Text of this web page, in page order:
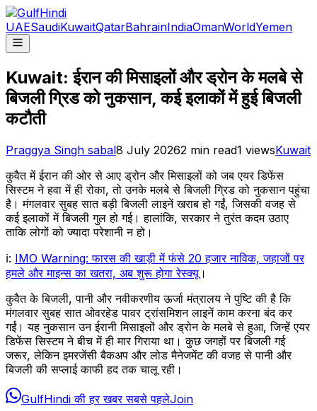
UAESaudiKuwaitQatarBahrainIndiaOmanWorldYemen
Kuwait: ईरान की मिसाइलों और ड्रोन के मलबे से
बिजली ग्रिड को नुकसान, कई इलाकों में हुई बिजली
कटौती
Praggya Singh sabal8 July 20262 min read1 viewsKuwait
कुवैत में ईरान की ओर से आए ड्रोन और मिसाइलों को जब एयर डिफेंस
सिस्टम ने हवा में ही रोका, तो उनके मलबे से बिजली ग्रिड को नुकसान पहुंचा
है। मंगलवार सुबह सात बड़ी बिजली लाइनें खराब हो गईं, जिसकी वजह से
कई इलाकों में बिजली गुल हो गई। हालांकि, सरकार ने तुरंत कदम उठाए
ताकि लोगों को ज्यादा परेशानी न हो।
ℹ: IMO Warning: फारस की खाड़ी में फंसे 20 हजार नाविक, जहाजों पर
हमले और माइन्स का खतरा, अब शुरू होगा रेस्क्यू ।
कुवैत के बिजली, पानी और नवीकरणीय ऊर्जा मंत्रालय ने पुष्टि की है कि
मंगलवार सुबह सात ओवरहेड पावर ट्रांसमिशन लाइनें काम करना बंद कर
गईं। यह नुकसान उन ईरानी मिसाइलों और ड्रोन के मलबे से हुआ, जिन्हें एयर
डिफेंस सिस्टम ने बीच में ही मार गिराया था। कुछ जगहों पर बिजली गई
जरूर, लेकिन इमरजेंसी बैकअप और लोड मैनेजमेंट की वजह से पानी और
बिजली की सप्लाई काफी हद तक चालू रही।
GulfHindi की हर खबर सबसे पहलेJoin